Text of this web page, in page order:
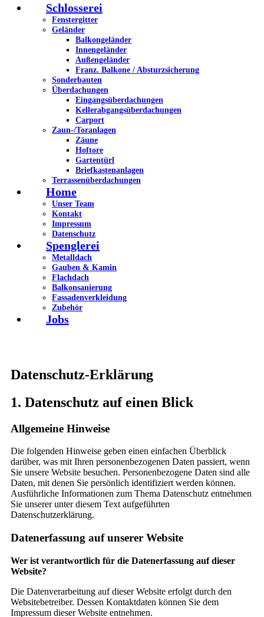
Schlosserei
Fenstergitter
Geländer
Balkongeländer
Innengeländer
Außengeländer
Franz. Balkone / Absturzsicherung
Sonderbauten
Überdachungen
Eingangsüberdachungen
Kellerabgangsüberdachungen
Carport
Zaun-/Toranlagen
Zäune
Hoftore
Gartentürl
Briefkastenanlagen
Terrassenüberdachungen
Home
Unser Team
Kontakt
Impressum
Datenschutz
Spenglerei
Metalldach
Gauben & Kamin
Flachdach
Balkonsanierung
Fassadenverkleidung
Zubehör
Jobs
Datenschutz-Erklärung
1. Datenschutz auf einen Blick
Allgemeine Hinweise
Die folgenden Hinweise geben einen einfachen Überblick
darüber, was mit Ihren personenbezogenen Daten passiert, wenn
Sie unsere Website besuchen. Personenbezogene Daten sind alle
Daten, mit denen Sie persönlich identifiziert werden können.
Ausführliche Informationen zum Thema Datenschutz entnehmen
Sie unserer unter diesem Text aufgeführten
Datenschutzerklärung.
Datenerfassung auf unserer Website
Wer ist verantwortlich für die Datenerfassung auf dieser
Website?
Die Datenverarbeitung auf dieser Website erfolgt durch den
Websitebetreiber. Dessen Kontaktdaten können Sie dem
Impressum dieser Website entnehmen.